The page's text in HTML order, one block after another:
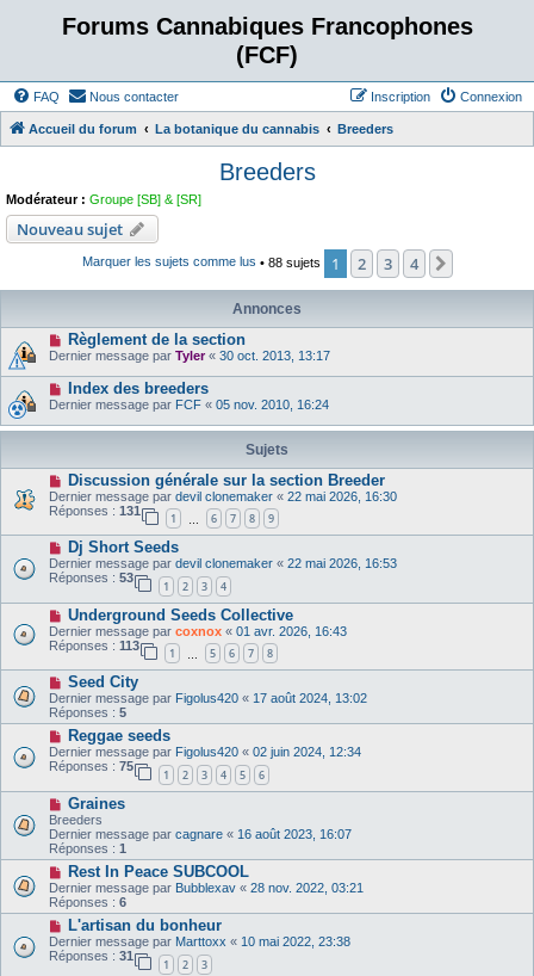
Forums Cannabiques Francophones
(FCF)
FAQ Nous contacter Connexion
Inscription
Accueil du forum La botanique du cannabis Breeders
Breeders
Modérateur : Groupe [SB] & [SR]
Nouveau sujet
Marquer les sujets comme lus • 88 sujets 1 2 3 4
Annonces
Règlement de la section
Dernier message par Tyler« 30 oct. 2013, 13:17
Index des breeders
Dernier message par FCF « 05 nov. 2010, 16:24
Sujets
Discussion générale sur la section Breeder
Dernier message par devil clonemaker « 22 mai 2026, 16:30
Réponses : 131
1 6 7 8 9
Dj Short Seeds
Dernier message par devil clonemaker « 22 mai 2026, 16:53
Réponses : 53
1 2 3 4
Underground Seeds Collective
Dernier message par coxnox « 01 avr. 2026, 16:43
Réponses : 113
1 5 6 7 8
Seed City
Dernier message par Figolus420 « 17 août 2024, 13:02
Réponses : 5
Reggae seeds
Dernier message par Figolus420 « 02 juin 2024, 12:34
Réponses : 75
1 2 3 4 5 6
Graines
Breeders
Dernier message par cagnare « 16 août 2023, 16:07
Réponses : 1
Rest In Peace SUBCOOL
Dernier message par Bubblexav « 28 nov. 2022, 03:21
Réponses : 6
L'artisan du bonheur
Dernier message par Marttoxx « 10 mai 2022, 23:38
Réponses : 31
1 2 3